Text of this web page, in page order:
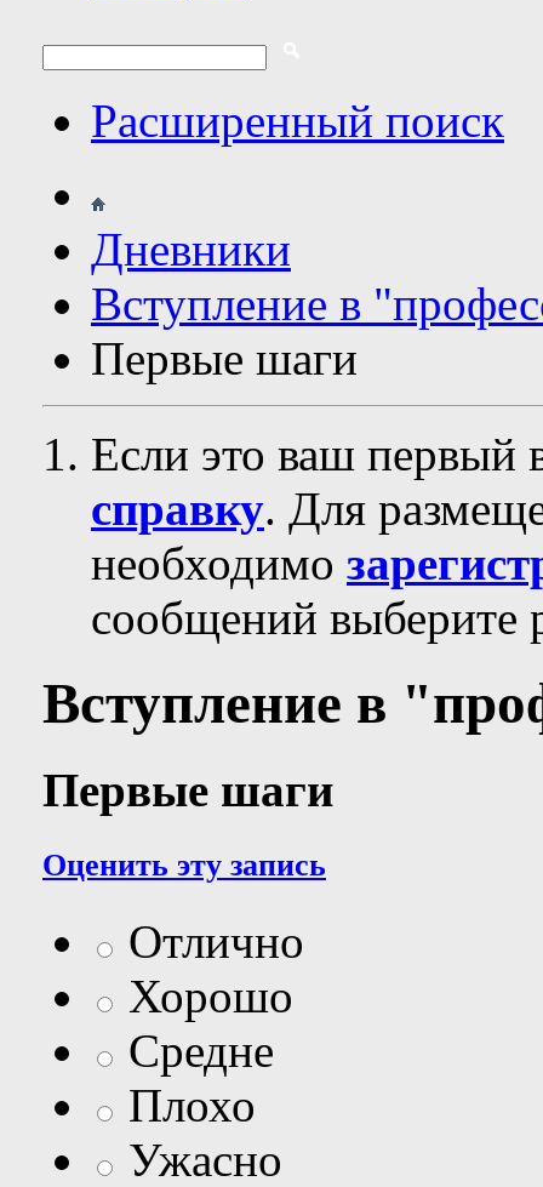
Расширенный поиск
Дневники
Вступление в
Первые шаги
Если это ваш первый
справку. Для
необходимо
сообщений выберите
Вступление в
Первые шаги
Оценить эту запись
Отлично
Хорошо
Средне
Плохо
Ужасно